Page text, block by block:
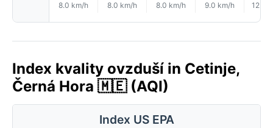
8.0 km/h 8.0 km/h 8.0 km/h 9.0 km/h 12.0
Index kvality ovzduší in Cetinje,
Černá Hora 🇲🇪 (AQI)
Index US EPA